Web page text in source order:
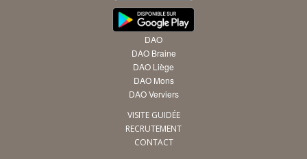
DAO
DAO Braine
DAO Liège
DAO Mons
DAO Verviers
VISITE GUIDÉE
RECRUTEMENT
CONTACT